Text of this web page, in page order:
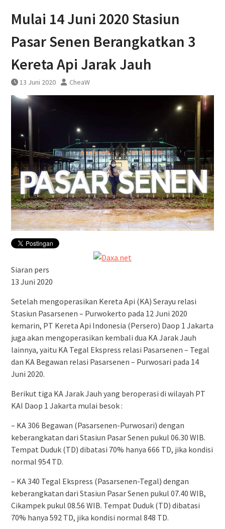
Yogyakarta
Mulai 14 Juni 2020 Stasiun
Pasar Senen Berangkatkan 3
Kereta Api Jarak Jauh
13 Juni 2020 CheaW
Siaran pers
13 Juni 2020
Setelah mengoperasikan Kereta Api (KA) Serayu relasi
Stasiun Pasarsenen – Purwokerto pada 12 Juni 2020
kemarin, PT Kereta Api Indonesia (Persero) Daop 1 Jakarta
juga akan mengoperasikan kembali dua KA Jarak Jauh
lainnya, yaitu KA Tegal Ekspress relasi Pasarsenen – Tegal
dan KA Begawan relasi Pasarsenen – Purwosari pada 14
Juni 2020.
Berikut tiga KA Jarak Jauh yang beroperasi di wilayah PT
KAI Daop 1 Jakarta mulai besok :
– KA 306 Begawan (Pasarsenen-Purwosari) dengan
keberangkatan dari Stasiun Pasar Senen pukul 06.30 WIB.
Tempat Duduk (TD) dibatasi 70% hanya 666 TD, jika kondisi
normal 954 TD.
– KA 340 Tegal Ekspress (Pasarsenen-Tegal) dengan
keberangkatan dari Stasiun Pasar Senen pukul 07.40 WIB,
Cikampek pukul 08.56 WIB. Tempat Duduk (TD) dibatasi
70% hanya 592 TD, jika kondisi normal 848 TD.